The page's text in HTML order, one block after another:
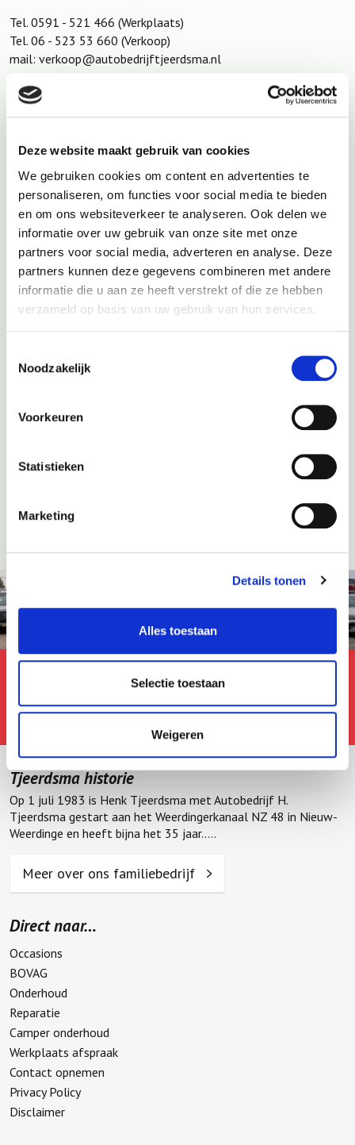
Deze website maakt gebruik van cookies
We gebruiken cookies om content en advertenties te
personaliseren, om functies voor social media te bieden
en om ons websiteverkeer te analyseren. Ook delen we
informatie over uw gebruik van onze site met onze
partners voor social media, adverteren en analyse. Deze
partners kunnen deze gegevens combineren met andere
informatie die u aan ze heeft verstrekt of die ze hebben
verzameld op basis van uw gebruik van hun services.
Noodzakelijk
Voorkeuren
Statistieken
Marketing
Details tonen
Alles toestaan
Selectie toestaan
Weigeren
Tel. 0591 - 521 466 (Werkplaats)
Tel. 06 - 523 53 660 (Verkoop)
mail: verkoop@autobedrijftjeerdsma.nl
Nieuwsupdate!
Waarom staan sommige occasions
maar kort te koop?
Tjeerdsma historie
Op 1 juli 1983 is Henk Tjeerdsma met Autobedrijf H.
Tjeerdsma gestart aan het Weerdingerkanaal NZ 48 in Nieuw-
Weerdinge en heeft bijna het 35 jaar.....
Meer over ons familiebedrijf
Direct naar…
Occasions
BOVAG
Onderhoud
Reparatie
Camper onderhoud
Werkplaats afspraak
Contact opnemen
Privacy Policy
Disclaimer